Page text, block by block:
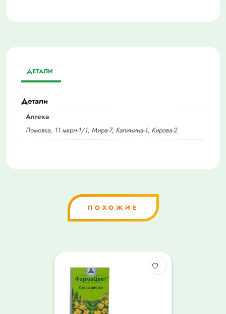
ДЕТАЛИ
Детали
Аптека
Ломовка, 11 мкрн-1/1, Мира-7, Калинина-1, Кирова-2
ПОХОЖИЕ